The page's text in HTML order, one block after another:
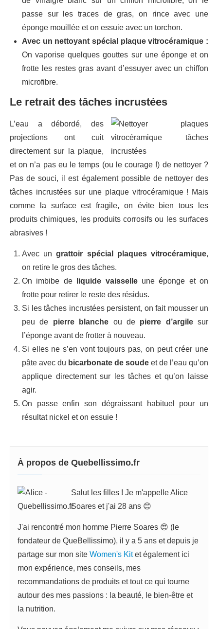
passe sur les traces de gras, on rince avec une
éponge mouillée et on essuie avec un torchon.
Avec un nettoyant spécial plaque vitrocéramique :
On vaporise quelques gouttes sur une éponge et on
frotte les restes gras avant d’essuyer avec un chiffon
microfibre.
Le retrait des tâches incrustées
L’eau a débordé, des
projections ont cuit
directement sur la plaque,
et on n’a pas eu le temps (ou le courage !) de nettoyer ?
Pas de souci, il est également possible de nettoyer des
tâches incrustées sur une plaque vitrocéramique ! Mais
comme la surface est fragile, on évite bien tous les
produits chimiques, les produits corrosifs ou les surfaces
abrasives !
Avec ungrattoir spécial plaques vitrocéramique,
on retire le gros des tâches.
On imbibe de
liquide vaisselleune éponge et on
frotte pour retirer le reste des résidus.
Si les tâches incrustées persistent, on fait mousser un
peu de pierre blanche ou de pierre d’argilesur
l’éponge avant de frotter à nouveau.
Si elles ne s’en vont toujours pas, on peut créer une
pâte avec du bicarbonate de soude et de l’eau qu’on
applique directement sur les tâches et qu’on laisse
agir.
On passe enfin son dégraissant habituel pour un
résultat nickel et on essuie !
À propos de Quebellissimo.fr
Salut les filles ! Je m'appelle Alice
Soares et j'ai 28 ans 😊
J'ai rencontré mon homme Pierre Soares 😍 (le
fondateur de QueBellissimo), il y a 5 ans et depuis je
partage sur mon site Women's Kitet également ici
mon expérience, mes conseils, mes
recommandations de produits et tout ce qui tourne
autour des mes passions : la beauté, le bien-être et
la nutrition.